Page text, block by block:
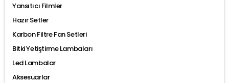
Yansıtıcı Filmler
Hazır Setler
Karbon Filtre Fan Setleri
Bitki Yetiştirme Lambaları
Led Lambalar
Aksesuarlar